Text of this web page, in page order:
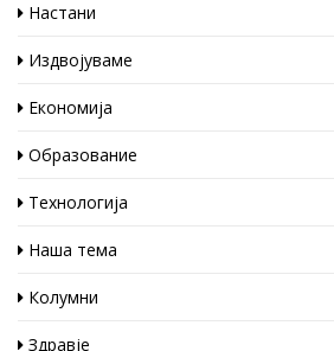
Настани
Издвојуваме
Економија
Образование
Технологија
Наша тема
Колумни
Здравје